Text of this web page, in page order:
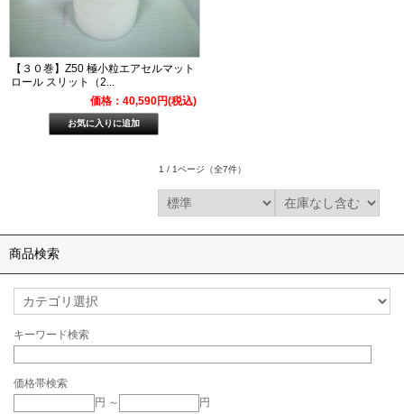
【３０巻】Z50 極小粒エアセルマット
ロール スリット（2...
価格：40,590円(税込)
1 / 1ページ （全7件）
商品検索
キーワード検索
価格帯検索
円 ～
円